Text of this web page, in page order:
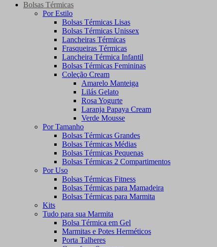
Bolsas Térmicas
Por Estilo
Bolsas Térmicas Lisas
Bolsas Térmicas Unissex
Lancheiras Térmicas
Frasqueiras Térmicas
Lancheira Térmica Infantil
Bolsas Térmicas Femininas
Coleção Cream
Amarelo Manteiga
Lilás Gelato
Rosa Yogurte
Laranja Papaya Cream
Verde Mousse
Por Tamanho
Bolsas Térmicas Grandes
Bolsas Térmicas Médias
Bolsas Térmicas Pequenas
Bolsas Térmicas 2 Compartimentos
Por Uso
Bolsas Térmicas Fitness
Bolsas Térmicas para Mamadeira
Bolsas Térmicas para Marmita
Kits
Tudo para sua Marmita
Bolsa Térmica em Gel
Marmitas e Potes Herméticos
Porta Talheres